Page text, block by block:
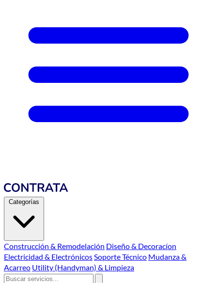
Categorías
Construcción & Remodelación Diseño & Decoracíon
Electricidad & ElectrónicosSoporte Técnico Mudanza &
Acarreo Utility (Handyman) & Limpieza